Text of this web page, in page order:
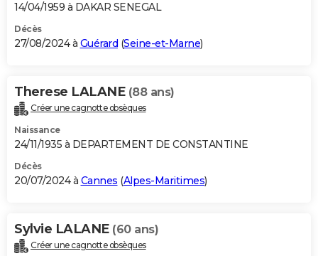
14/04/1959 à DAKAR SENEGAL
Décès
27/08/2024 à Guérard (Seine-et-Marne)
Therese LALANE (88 ans)
Créer une cagnotte obsèques
Naissance
24/11/1935 à DEPARTEMENT DE CONSTANTINE
Décès
20/07/2024 à Cannes (Alpes-Maritimes)
Sylvie LALANE (60 ans)
Créer une cagnotte obsèques